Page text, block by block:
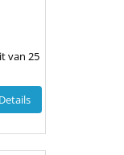
van 25
Details